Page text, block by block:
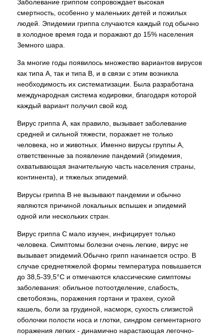
Заболевание гриппом сопровождает высокая
смертность, особенно у маленьких детей и пожилых
людей. Эпидемии гриппа случаются каждый год обычно
в холодное время года и поражают до 15% населения
Земного шара.
3а многие годы появилось множество вариантов вирусов
как типа А, так и типа В, и в связи с этим возникла
необходимость их систематизации. Была разработана
международная система кодировки, благодаря которой
каждый вариант получил свой код.
Вирус гриппа А, как правило, вызывает заболевание
средней и сильной тяжести, поражает не только
человека, но и животных. Именно вирусы группы А,
ответственные за появление пандемий (эпидемия,
охватывающая значительную часть населения страны,
континента), и тяжелых эпидемий.
Вирусы гриппа В не вызывают пандемии и обычно
являются причиной локальных вспышек и эпидемий
одной или нескольких стран.
Вирус гриппа С мало изучен, инфицирует только
человека. Симптомы болезни очень легкие, вирус не
вызывает эпидемий.Обычно грипп начинается остро. В
случае среднетяжелой формы температура повышается
до 38,5-39,5°С и отмечаются классические симптомы
заболевания: обильное потоотделение, слабость,
светобоязнь, поражения гортани и трахеи, сухой
кашель, боли за грудиной, насморк, сухость слизистой
оболочки полости носа и глотки, синдром сегментарного
поражения легких - динамично нарастающая легочно-